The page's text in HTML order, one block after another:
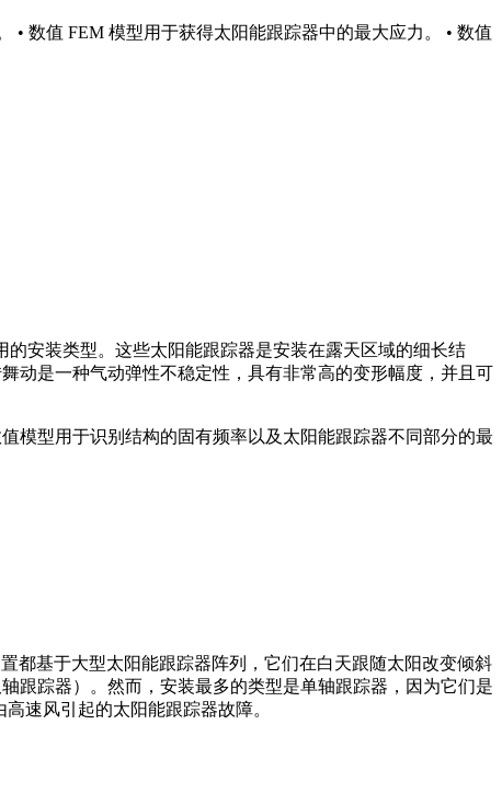
• 数值 FEM 模型用于获得太阳能跟踪器中的最大应力。 • 数值
安装类型。这些太阳能跟踪器是安装在露天区域的细长结
动是一种气动弹性不稳定性，具有非常高的变形幅度，并且可
模型用于识别结构的固有频率以及太阳能跟踪器不同部分的最
都基于大型太阳能跟踪器阵列，它们在白天跟随太阳改变倾斜
跟踪器）。然而，安装最多的类型是单轴跟踪器，因为它们是
速风引起的太阳能跟踪器故障。